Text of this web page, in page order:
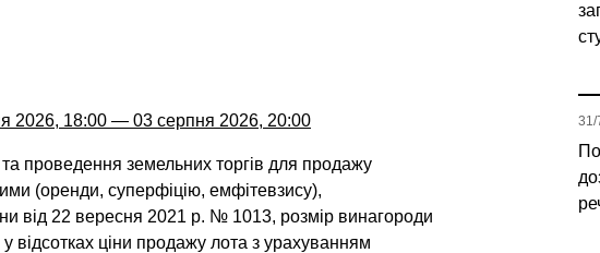
2026, 18:00 — 03 серпня 2026, 20:00
проведення земельних торгів для продажу
(оренди, суперфіцію, емфітевзису),
від 22 вересня 2021 р. № 1013, розмір винагороди
відсотках ціни продажу лота з урахуванням
31/